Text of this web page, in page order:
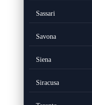
Sassari
Savona
Siena
Siracusa